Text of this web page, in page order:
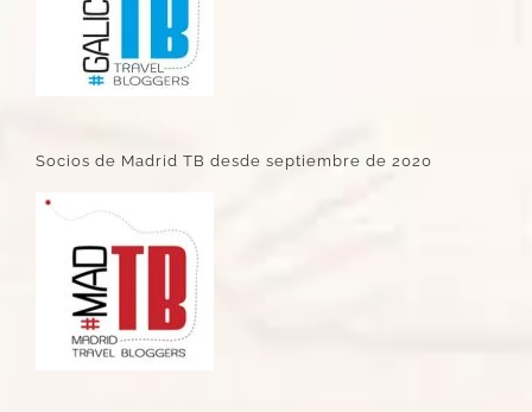
Socios de Madrid TB desde septiembre de 2020